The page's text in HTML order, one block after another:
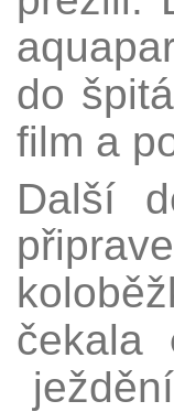
do
film a
Další
čekala